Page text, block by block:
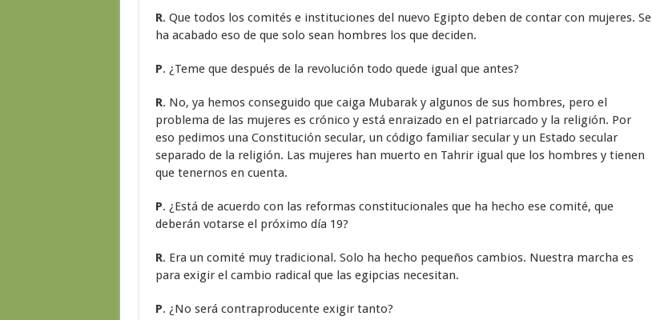
R. Que todos los comités e instituciones del nuevo Egipto deben de contar con mujeres. Se
ha acabado eso de que solo sean hombres los que deciden.
P. ¿Teme que después de la revolución todo quede igual que antes?
R. No, ya hemos conseguido que caiga Mubarak y algunos de sus hombres, pero el
problema de las mujeres es crónico y está enraizado en el patriarcado y la religión. Por
eso pedimos una Constitución secular, un código familiar secular y un Estado secular
separado de la religión. Las mujeres han muerto en Tahrir igual que los hombres y tienen
que tenernos en cuenta.
P. ¿Está de acuerdo con las reformas constitucionales que ha hecho ese comité, que
deberán votarse el próximo día 19?
R. Era un comité muy tradicional. Solo ha hecho pequeños cambios. Nuestra marcha es
para exigir el cambio radical que las egipcias necesitan.
P. ¿No será contraproducente exigir tanto?